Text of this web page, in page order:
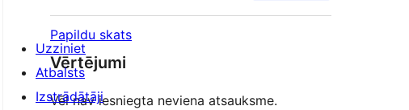
Papildu skats
Vērtējumi
Vēl nav iesniegta neviena atsauksme.
Uzziniet
Atbalsts
Izstrādātāji